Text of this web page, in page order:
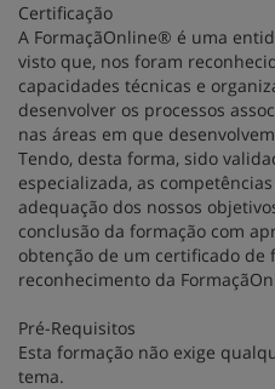
Certificação
A FormaçãOnline® é uma
visto que, nos foram
capacidades técnicas e
desenvolver os processos
nas áreas em que
Tendo, desta forma, sido
especializada, as
adequação dos nossos
conclusão da formação com
obtenção de um certificado de
reconhecimento da
Pré-Requisitos
Esta formação não exige
tema.